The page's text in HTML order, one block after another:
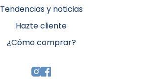
Tendencias y noticias
Hazte cliente
¿Cómo comprar?